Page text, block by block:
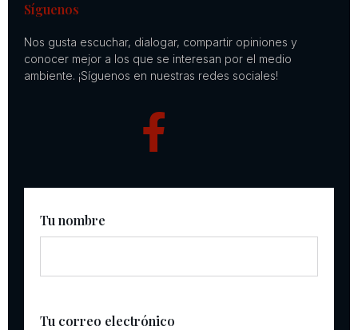
Síguenos
Nos gusta escuchar, dialogar, compartir opiniones y
conocer mejor a los que se interesan por el medio
ambiente. ¡Síguenos en nuestras redes sociales!
Tu nombre
Tu correo electrónico